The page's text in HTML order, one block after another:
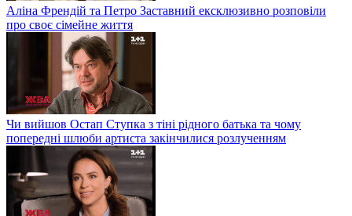
Аліна Френдій та Петро Заставний ексклюзивно розповіли
про своє сімейне життя
Чи вийшов Остап Ступка з тіні рідного батька та чому
попередні шлюби артиста закінчилися розлученням